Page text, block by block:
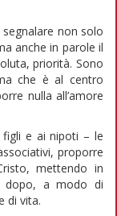
non solo
anche in parole il
priorità. Sono
che è al centro
nulla all’amore
e ai nipoti – le
proporre
mettendo in
dopo, a modo di
di vita.